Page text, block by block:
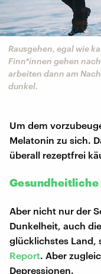
Rausgehen, egal wie
Finn*innen gehen
arbeiten dann am
dunkel.
Um dem
Melatonin zu sich.
überall rezeptfrei
Aber nicht nur der
Dunkelheit, auch
glücklichstes Land,
Report. Aber
Depressionen.